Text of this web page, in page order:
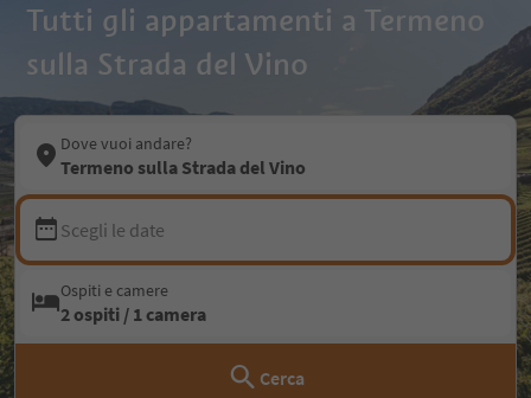
Tutti gli appartamenti a Termeno
sulla Strada del Vino
Dove vuoi andare?
Termeno sulla Strada del Vino
Scegli le date
Ospiti e camere
2 ospiti / 1 camera
Cerca